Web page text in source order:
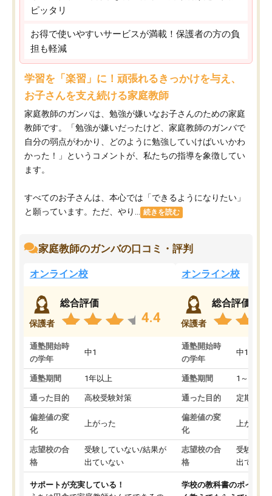
ピッタリ
お得で使いやすいサービスが満載！保護者の方の負
担も軽減
学習を「楽習」に！頑張れるきっかけを与え、
お子さんを支え続ける家庭教師
家庭教師のガンバは、勉強が嫌いなお子さんのための家庭
教師です。「勉強が嫌いだったけど、家庭教師のガンバで
自分の弱点がわかり、どのように勉強していけばいいかわ
かった！」というコメントが、私たちの指導を象徴してい
ます。
すべてのお子さんは、本心では「できるようになりたい」
と願っています。ただ、やり...
続きを読む
家庭教師のガンバの口コミ・評判
オンライン校
保護者
総合評価
4.4
通塾開始時
の学年
中1
通塾期間 1年以上
通った目的 高校受験対策
偏差値の変
化
上がった
志望校の合
格
受験していない/結果が
出ていない
サポートが充実している！
オンライン校
保護者
総合評価
通塾開始時
の学年
中1
通塾期間 1～3ヵ月
通った目的 定期テス
偏差値の変
化
上がった
志望校の合
格
受験して
出ていな
学校の教科書のポイント